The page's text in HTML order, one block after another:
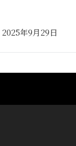
2025年9月29日